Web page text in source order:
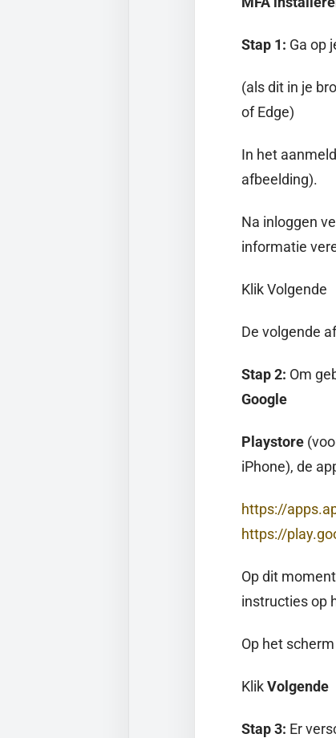
Stap 1: Ga op
(als dit in je
of Edge)
In het
afbeelding).
Na inloggen
informatie
Klik Volgende
De volgende
Stap 2: Om
Google
Playstore
iPhone), de
https://
https://
Op dit
instructies op
Op het
KlikVolgende
Stap 3: Er